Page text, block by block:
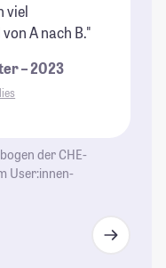
viel
A nach B."
– 2023
der CHE-
User:innen-